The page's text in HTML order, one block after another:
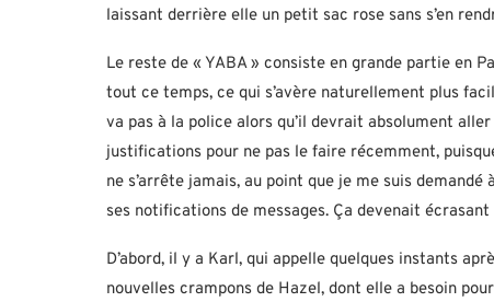
laissant derrière elle un petit sac rose sans s’en
Le reste de « YABA » consiste en grande partie en
tout ce temps, ce qui s’avère naturellement plus
va pas à la police alors qu’il devrait absolument
justifications pour ne pas le faire récemment,
ne s’arrête jamais, au point que je me suis
ses notifications de messages. Ça devenait
D’abord, il y a Karl, qui appelle quelques instants
nouvelles crampons de Hazel, dont elle a besoin